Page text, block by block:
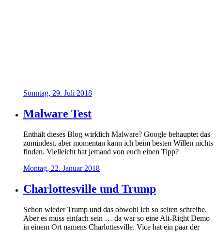
Sonntag, 29. Juli 2018
Malware Test
Enthält dieses Blog wirklich Malware? Google behauptet das
zumindest, aber momentan kann ich beim besten Willen nichts
finden. Vielleicht hat jemand von euch einen Tipp?
Montag, 22. Januar 2018
Charlottesville und Trump
Schon wieder Trump und das obwohl ich so selten schreibe.
Aber es muss einfach sein … da war so eine Alt-Right Demo
in einem Ort namens Charlottesville. Vice hat ein paar der